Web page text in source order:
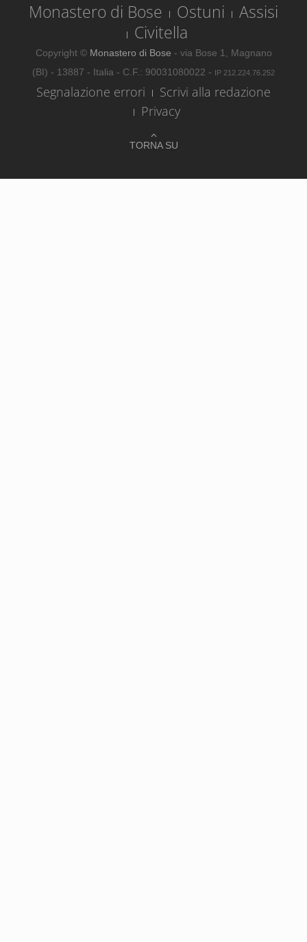
TORNA SU
Monastero di Bose Ostuni
Assisi
Civitella
Copyright © Monastero di Bose - via Bose 1, Magnano
(BI) - 13887 - Italia - C.F.: 90031080022 - IP 212.224.76.252
Segnalazione errori
Scrivi alla redazione
Privacy